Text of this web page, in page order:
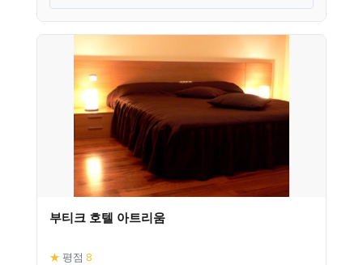
부티크 호텔 아트리움
★ 평점 8